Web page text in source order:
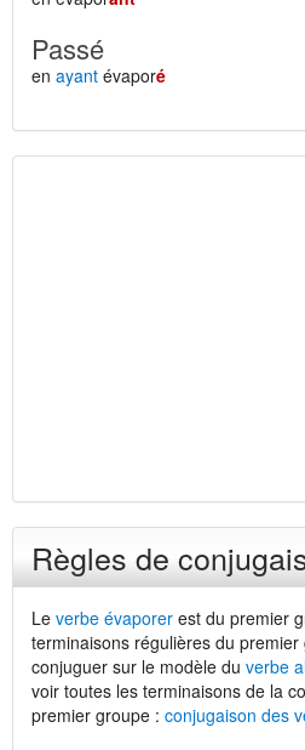
Passé
en ayant évaporé
Règles de
Le verbe évaporer est du premier
terminaisons régulières du
conjuguer sur le modèle du verbe
voir toutes les terminaisons de la
premier groupe : conjugaison des